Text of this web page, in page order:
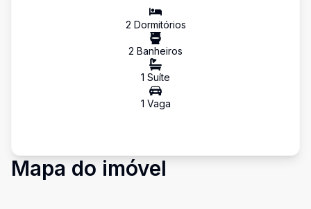
2 Dormitórios
2 Banheiros
1 Suíte
1 Vaga
Mapa do imóvel